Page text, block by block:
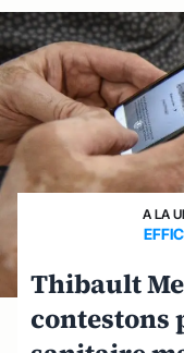
A LA
Thibault
contestons